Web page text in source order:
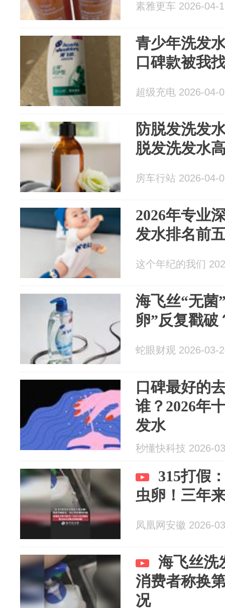
素雅更车 2026-04-
青少年洗发
口碑款被我
超级充电 2026-04-
防脱发洗发
脱发洗发水
房车行站 2026-04-
2026年专业
发水排名前
这个年纪的我们
海飞丝“无菌
卵”反复戳破
蛇眼财观 2026-03-
口碑最好的
谁？2026年
发水
秒懂快科技 2026-
315打假
虫卵！三年
凤凰网安徽 2026-
海飞丝洗
消费者称换
况